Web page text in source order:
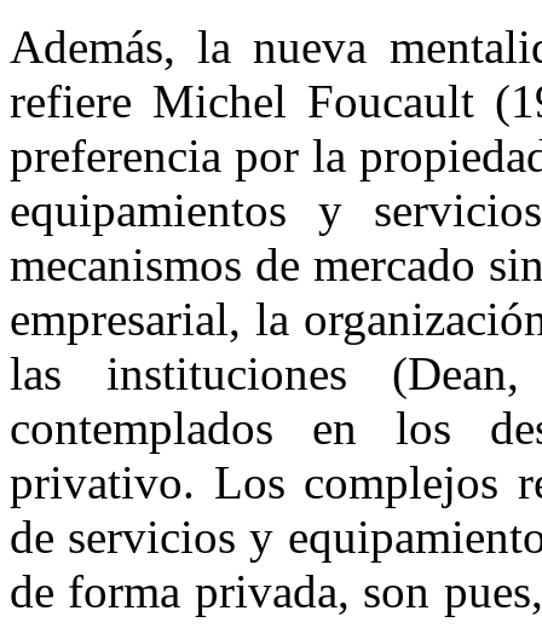
Además, la nueva
refiere Michel Foucault
preferencia por la
equipamientos y
mecanismos de mercado
empresarial, la
las instituciones
contemplados en los
privativo. Los complejos
de servicios y
de forma privada, son